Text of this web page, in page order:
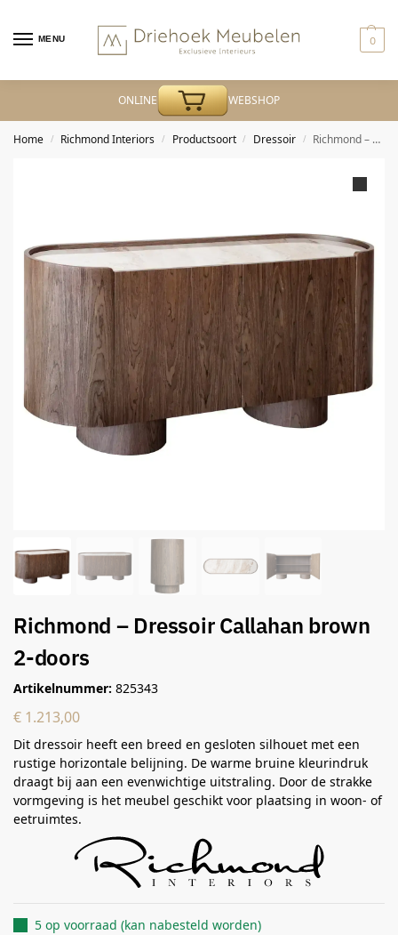
MENU 0
ONLINE WEBSHOP
Home / Richmond Interiors / Productsoort / Dressoir / Richmond – Dressoir Callahan brown 2-doors
Richmond – Dressoir Callahan brown
2-doors
Artikelnummer: 825343
€ 1.213,00
Dit dressoir heeft een breed en gesloten silhouet met een
rustige horizontale belijning. De warme bruine kleurindruk
draagt bij aan een evenwichtige uitstraling. Door de strakke
vormgeving is het meubel geschikt voor plaatsing in woon- of
eetruimtes.
5 op voorraad (kan nabesteld worden)